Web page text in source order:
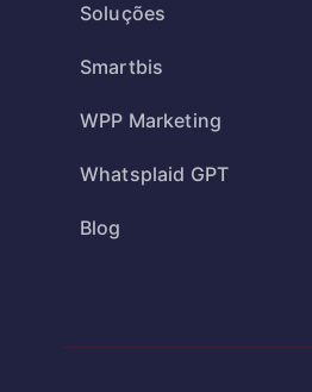
Soluções
Smartbis
WPP Marketing
Whatsplaid GPT
Blog